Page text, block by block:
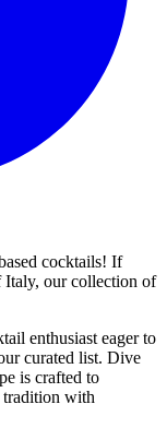
cocktails! If
our collection of
enthusiast eager to
curated list. Dive
is crafted to
tradition with